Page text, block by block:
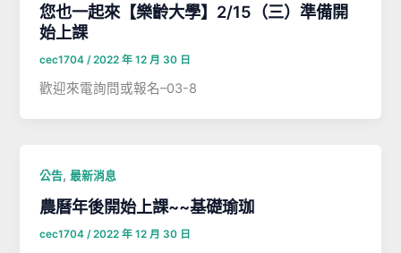
您也一起來【樂齡大學】2/15（三）準備開
始上課
cec1704 /2022 年 12 月 30 日
歡迎來電詢問或報名–03-8
公告,最新消息
農曆年後開始上課~~基礎瑜珈
cec1704/2022 年 12 月 30 日